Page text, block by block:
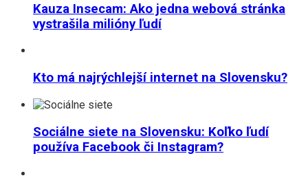
Kauza Insecam: Ako jedna webová stránka
vystrašila milióny ľudí
Kto má najrýchlejší internet na Slovensku?
Sociálne siete na Slovensku: Koľko ľudí
používa Facebook či Instagram?